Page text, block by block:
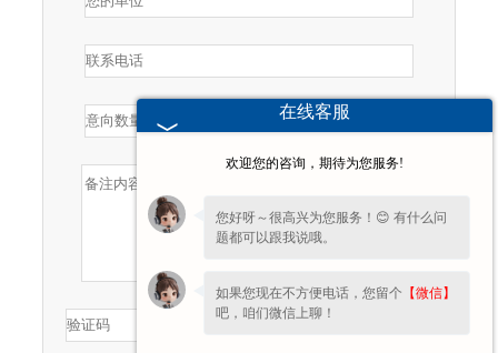
在线客服
欢迎您的咨询，期待为您服务!
您好呀～很高兴为您服务！😊 有什么问
题都可以跟我说哦。
如果您现在不方便电话，您留个 【微信】
吧，咱们微信上聊！